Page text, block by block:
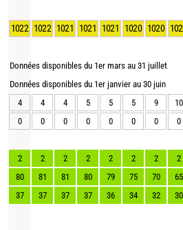
1022 1022 1021 1021 1021 1020 1020
Données disponibles du 1er mars au 31 juillet
Données disponibles du 1er janvier au 30 juin
4
4 4 5 5 5 9
10
0
0 0 0 0 0 0 0
2 2 2 2 2 2 2
2
80
81 81 80 79 75 70
65
37
37 37 37 36 34 32 30